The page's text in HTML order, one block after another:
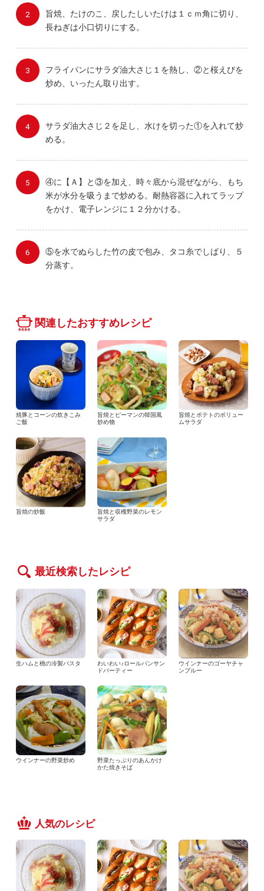
旨焼、たけのこ、戻したしいたけは１ｃｍ角に切り、
長ねぎは小口切りにする。
フライパンにサラダ油大さじ１を熱し、②と桜えびを
炒め、いったん取り出す。
サラダ油大さじ２を足し、水けを切った①を入れて炒
める。
④に【Ａ】と③を加え、時々底から混ぜながら、もち
米が水分を吸うまで炒める。耐熱容器に入れてラップ
をかけ、電子レンジに１２分かける。
⑤を水でぬらした竹の皮で包み、タコ糸でしばり、５
分蒸す。
関連したおすすめレシピ
焼豚とコーンの炊きこみ
ご飯
旨焼とピーマンの韓国風
炒め物
旨焼とポテトのボリュー
ムサラダ
旨焼の炒飯
旨焼と収穫野菜のレモン
サラダ
最近検索したレシピ
生ハムと桃の冷製パスタ
わいわい♪ロールパンサン
ドパーティー
ウインナーのゴーヤチャ
ンプルー
ウインナーの野菜炒め
野菜たっぷりのあんかけ
かた焼きそば
人気のレシピ